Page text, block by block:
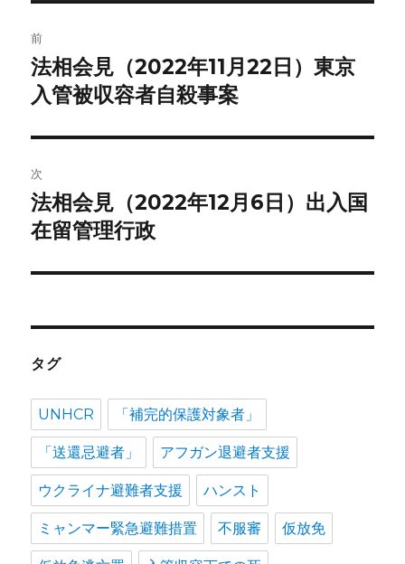
稿
ナ
ビ
ゲ
ー
シ
ン
前
前
の
稿:
法相会見（2022年11月22日）東京
入管被収容者自殺事案
次
次
の
稿:
法相会見（2022年12月6日）出入国
在留管理行政
タグ
UNHCR 「補完的保護対象者」
「送還忌避者」 アフガン退避者支援
ウクライナ避難者支援 ハンスト
ミャンマー緊急避難措置 不服審 仮放免